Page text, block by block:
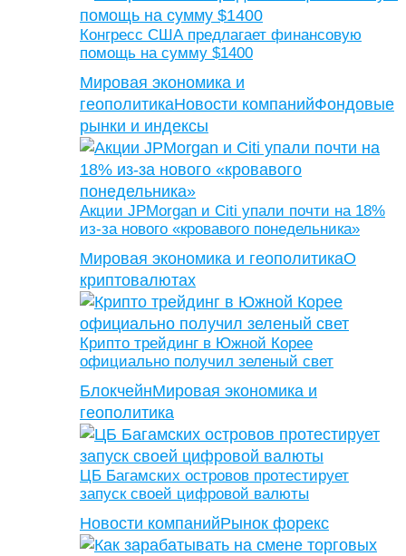
Конгресс США предлагает финансовую
помощь на сумму $1400
Мировая экономика и
геополитикаНовости компанийФондовые
рынки и индексы
Акции JPMorgan и Citi упали почти на 18%
из-за нового «кровавого понедельника»
Мировая экономика и геополитикаО
криптовалютах
Крипто трейдинг в Южной Корее
официально получил зеленый свет
БлокчейнМировая экономика и
геополитика
ЦБ Багамских островов протестирует
запуск своей цифровой валюты
Новости компанийРынок форекс